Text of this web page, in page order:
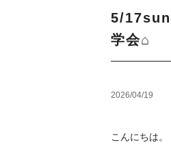
5/17sun
学会⌂
2026/04/19
こんにちは。